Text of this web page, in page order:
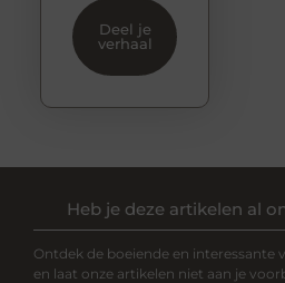
Deel je
verhaal
Heb je deze artikelen al
Ontdek de boeiende en interessante
en laat onze artikelen niet aan je